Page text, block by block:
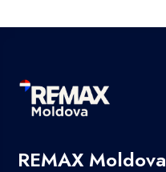
REMAX Moldova